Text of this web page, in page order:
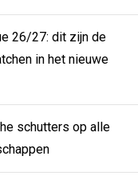
26/27: dit zijn de
in het nieuwe
schutters op alle